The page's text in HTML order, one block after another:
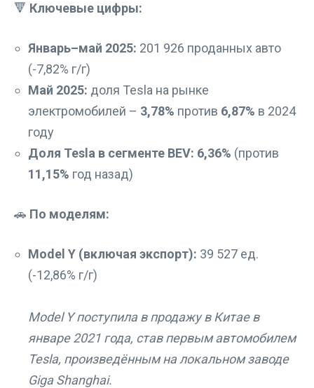
🔻 Ключевые цифры:
Январь–май 2025: 201 926 проданных авто
(-7,82% г/г)
Май 2025: доля Tesla на рынке
электромобилей – 3,78% против 6,87% в 2024
году
Доля Tesla в сегменте BEV: 6,36% (против
11,15% год назад)
🚗 По моделям:
Model Y (включая экспорт): 39 527 ед.
(-12,86% г/г)
Model Y поступила в продажу в Китае в
январе 2021 года, став первым автомобилем
Tesla, произведённым на локальном заводе
Giga Shanghai.